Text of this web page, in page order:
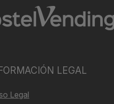
LEGAL
Legal